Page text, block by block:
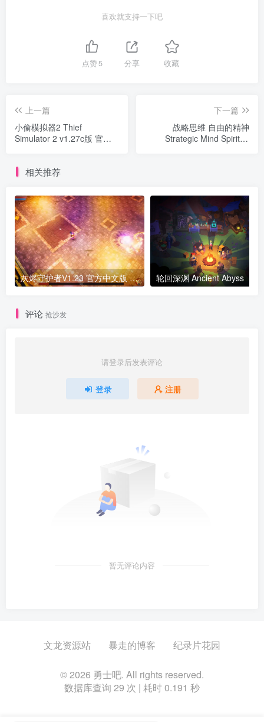
喜欢就支持一下吧
点赞5 分享 收藏
上一篇
小偷模拟器2 Thief
Simulator 2 v1.27c版 官方
下一篇
战略思维 自由的精神
Strategic Mind Spirit of
相关推荐
灰烬守护者V1.23 官方中文版 补丁 轮回深渊 Ancient Abyss
评论 抢沙发
请登录后发表评论
登录 注册
暂无评论内容
文龙资源站 暴走的博客 纪录片花园
© 2026 勇士吧. All rights reserved.
数据库查询 29 次 | 耗时 0.191 秒